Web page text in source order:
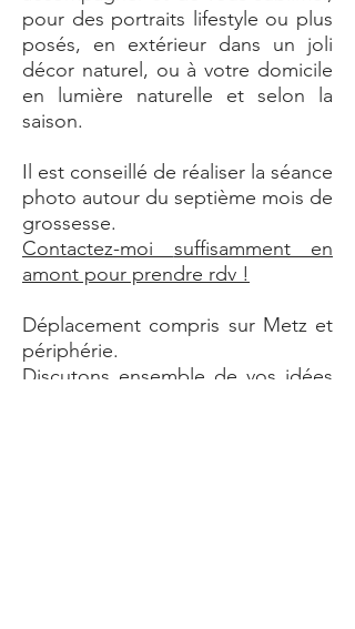
pour des portraits lifestyle ou plus
posés, en extérieur dans un joli
décor naturel, ou à votre domicile
en lumière naturelle et selon la
saison.
Il est conseillé de réaliser la séance
photo autour du septième mois de
grossesse.
Contactez-moi suffisamment en
amont pour prendre rdv !
Déplacement compris sur Metz et
périphérie.
Discutons ensemble de vos idées